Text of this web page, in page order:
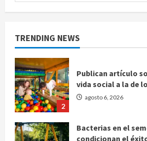
TRENDING NEWS
agosto 6, 2026
2
Publican artículo
vida social a la de
3
Bacterias en el
condicionan el
microbioma seminal
agosto 6, 2026